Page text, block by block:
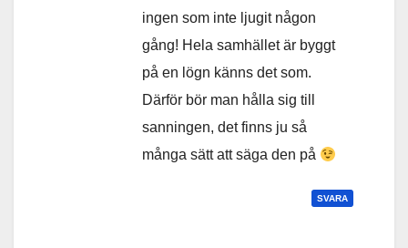
ingen som inte ljugit någon
gång! Hela samhället är byggt
på en lögn känns det som.
Därför bör man hålla sig till
sanningen, det finns ju så
många sätt att säga den på
SVARA